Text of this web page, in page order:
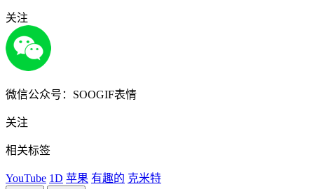
关注
微信公众号：SOOGIF表情
关注
相关标签
YouTube 1D 苹果 有趣的 克米特